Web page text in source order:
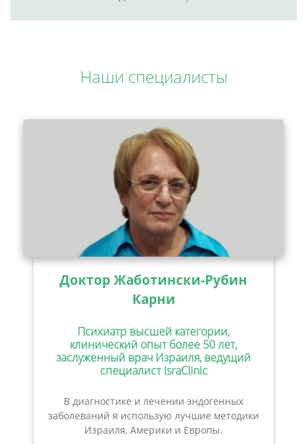
Наши специалисты
Доктор Жаботински-Рубин
Карни
Психиатр высшей категории,
клинический опыт более 50 лет,
заслуженный врач Израиля, ведущий
специалист IsraClinic
В диагностике и лечении эндогенных
заболеваний я использую лучшие методики
Израиля, Америки и Европы.